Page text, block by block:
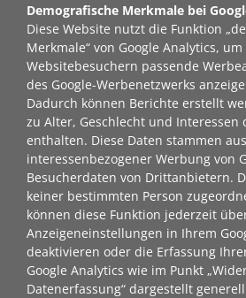
Demografische Merkmale bei
Diese Website nutzt die Funktion
Merkmale“ von Google Analytics, um
Websitebesuchern passende
des Google-Werbenetzwerks
Dadurch können Berichte erstellt
zu Alter, Geschlecht und Interessen
enthalten. Diese Daten stammen aus
interessenbezogener Werbung von
Besucherdaten von Drittanbietern.
keiner bestimmten Person
können diese Funktion jederzeit
Anzeigeneinstellungen in Ihrem
deaktivieren oder die Erfassung
Google Analytics wie im Punkt
Datenerfassung“ dargestellt